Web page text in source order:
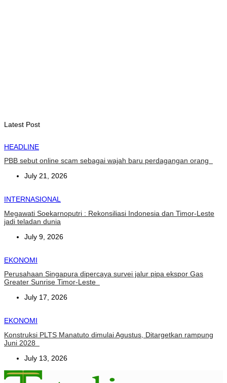
Latest Post
HEADLINE
PBB sebut online scam sebagai wajah baru perdagangan orang
July 21, 2026
INTERNASIONAL
Megawati Soekarnoputri : Rekonsiliasi Indonesia dan Timor-Leste
jadi teladan dunia
July 9, 2026
EKONOMI
Perusahaan Singapura dipercaya survei jalur pipa ekspor Gas
Greater Sunrise Timor-Leste
July 17, 2026
EKONOMI
Konstruksi PLTS Manatuto dimulai Agustus, Ditargetkan rampung
Juni 2028
July 13, 2026